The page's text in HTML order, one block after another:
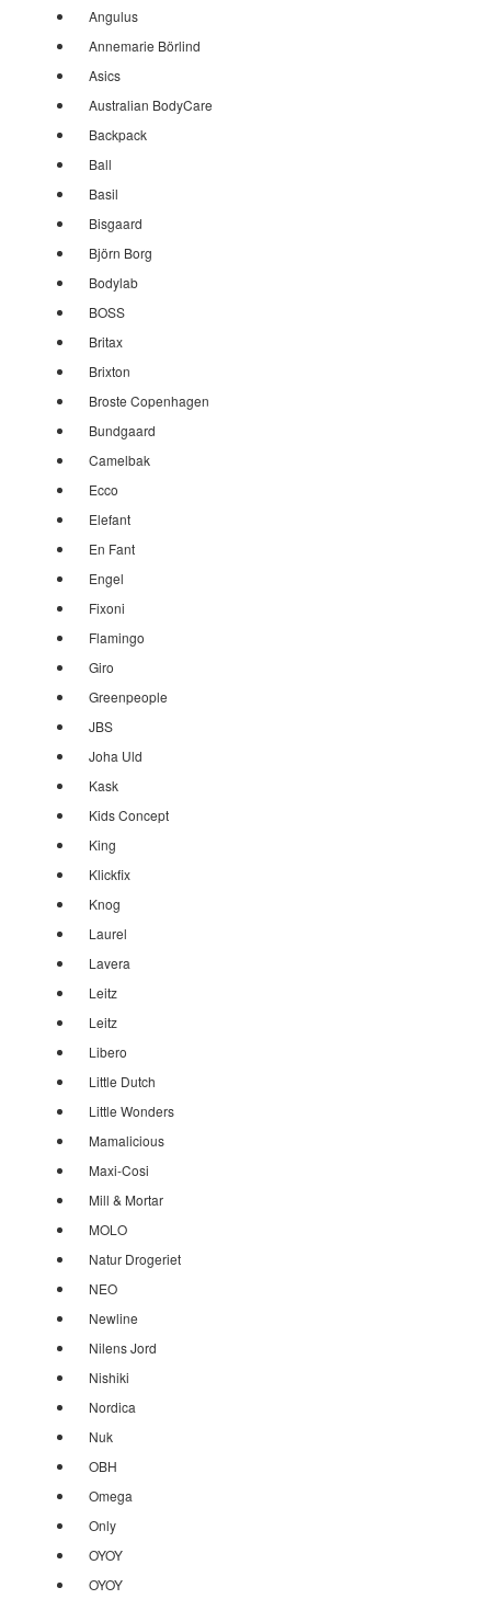
Angulus
Annemarie Börlind
Asics
Australian BodyCare
Backpack
Ball
Basil
Bisgaard
Björn Borg
Bodylab
BOSS
Britax
Brixton
Broste Copenhagen
Bundgaard
Camelbak
Ecco
Elefant
En Fant
Engel
Fixoni
Flamingo
Giro
Greenpeople
JBS
Joha Uld
Kask
Kids Concept
King
Klickfix
Knog
Laurel
Lavera
Leitz
Leitz
Libero
Little Dutch
Little Wonders
Mamalicious
Maxi-Cosi
Mill & Mortar
MOLO
Natur Drogeriet
NEO
Newline
Nilens Jord
Nishiki
Nordica
Nuk
OBH
Omega
Only
OYOY
OYOY